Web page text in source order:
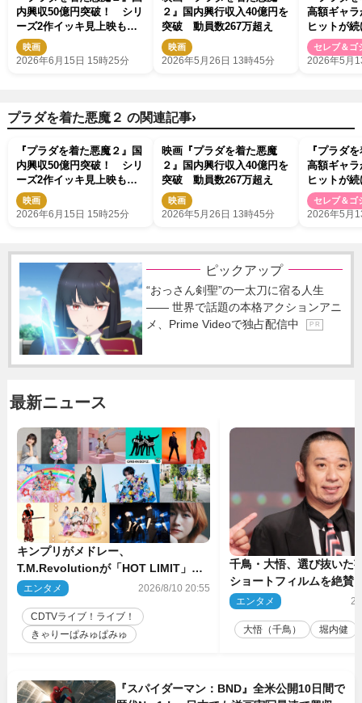
内興収50億円突破！ シリ
ーズ2作イッキ見上映も決
定映画
2026年6月15日 15時25分
２』国内興行収入40億円を
突破 動員数267万超え
映画
2026年5月26日 13時45分
高額ギャ
ヒットが
の可能性も
セレブ＆ゴ
2026年5月
プラダを着た悪魔２ の関連記事›
『プラダを着た悪魔２』国
内興収50億円突破！ シリ
ーズ2作イッキ見上映も決
定映画
2026年6月15日 15時25分
映画『プラダを着た悪魔
２』国内興行収入40億円を
突破 動員数267万超え
映画
2026年5月26日 13時45分
『プラダ
高額ギャ
ヒットが
の可能性も
セレブ＆ゴ
2026年5月
ピックアップ
“おっさん剣聖”の一太刀に宿る人生
―― 世界で話題の本格アクションアニ
メ、Prime Videoで独占配信中
P R
最新ニュース
キンプリがメドレー、
T.M.Revolutionが「HOT LIMIT」披
露 来週の『CDTVライブ！ライ
エンタメ 2026/8/10 20:55
CDTVライブ！ライブ！
きゃりーぱみゅぱみゅ
千鳥・大悟、選び抜いた
ショートフィルムを絶
話とか来るんじゃない？
エンタメ
大悟（千鳥） 堀内健
『スパイダーマン：BND』全米公開10日間で